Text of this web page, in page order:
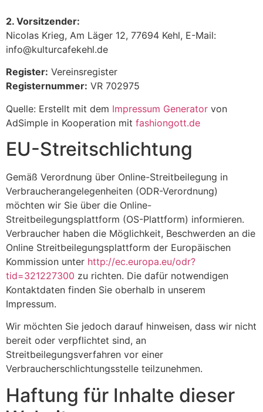
2. Vorsitzender:
Nicolas Krieg, Am Läger 12, 77694 Kehl, E-Mail:
info@kulturcafekehl.de
Register: Vereinsregister
Registernummer: VR 702975
Quelle: Erstellt mit dem Impressum Generator von
AdSimple in Kooperation mit fashiongott.de
EU-Streitschlichtung
Gemäß Verordnung über Online-Streitbeilegung in
Verbraucherangelegenheiten (ODR-Verordnung)
möchten wir Sie über die Online-
Streitbeilegungsplattform (OS-Plattform) informieren.
Verbraucher haben die Möglichkeit, Beschwerden an die
Online Streitbeilegungsplattform der Europäischen
Kommission unter http://ec.europa.eu/odr?
tid=321227300 zu richten. Die dafür notwendigen
Kontaktdaten finden Sie oberhalb in unserem
Impressum.
Wir möchten Sie jedoch darauf hinweisen, dass wir nicht
bereit oder verpflichtet sind, an
Streitbeilegungsverfahren vor einer
Verbraucherschlichtungsstelle teilzunehmen.
Haftung für Inhalte dieser